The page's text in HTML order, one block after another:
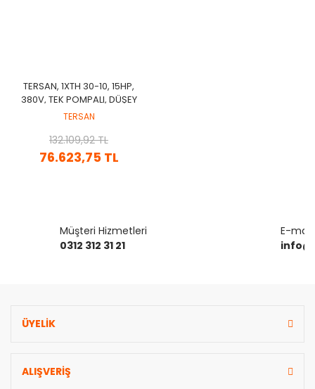
TERSAN, 1XTH 30-10, 15HP,
380V, TEK POMPALI, DÜŞEY
MİLLİ, ÇOK KADEMELİ
TERSAN
76.623,75 TL
132.109,92 TL
Müşteri Hizmetleri
0312 312 31 21
E-mail
ÜYELİK
ALIŞVERİŞ